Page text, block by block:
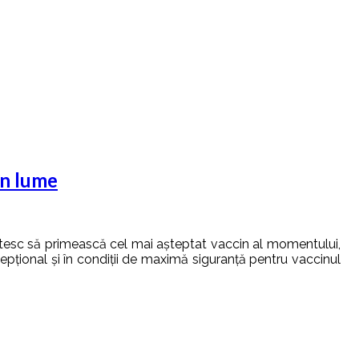
lume
să primească cel mai așteptat vaccin al momentului,
și în condiții de maximă siguranță pentru vaccinul